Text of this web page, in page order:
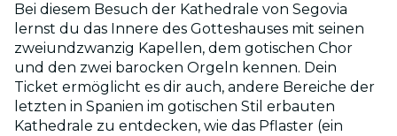
Bei diesem Besuch der Kathedrale von Segovia
lernst du das Innere des Gotteshauses mit seinen
zweiundzwanzig Kapellen, dem gotischen Chor
und den zwei barocken Orgeln kennen. Dein
Ticket ermöglicht es dir auch, andere Bereiche der
letzten in Spanien im gotischen Stil erbauten
Kathedrale zu entdecken, wie das Pflaster (ein